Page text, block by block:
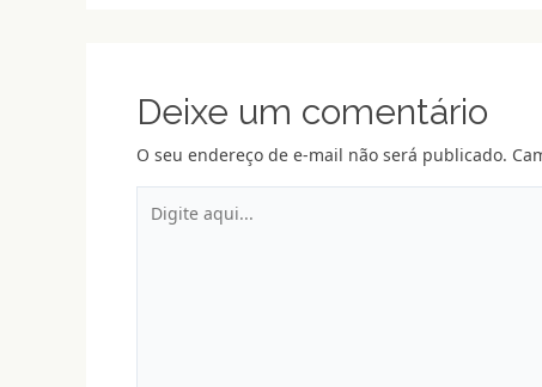
Deixe um comentário
O seu endereço de e-mail não será publicado.